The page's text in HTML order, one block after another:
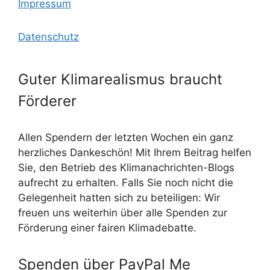
Impressum
Datenschutz
Guter Klimarealismus braucht
Förderer
Allen Spendern der letzten Wochen ein ganz
herzliches Dankeschön! Mit Ihrem Beitrag helfen
Sie, den Betrieb des Klimanachrichten-Blogs
aufrecht zu erhalten. Falls Sie noch nicht die
Gelegenheit hatten sich zu beteiligen: Wir
freuen uns weiterhin über alle Spenden zur
Förderung einer fairen Klimadebatte.
Spenden über PayPal Me